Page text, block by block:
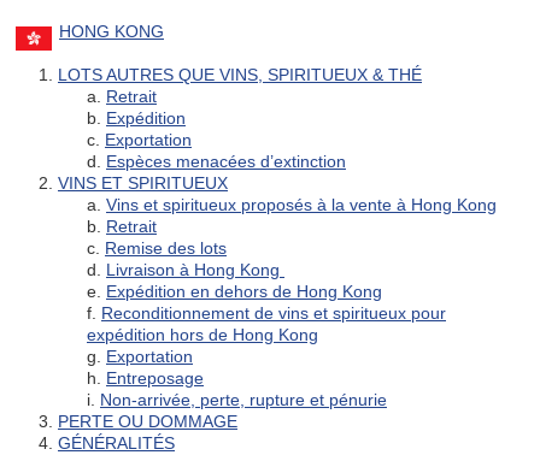
HONG KONG
1. LOTS AUTRES QUE VINS, SPIRITUEUX & THÉ
a. Retrait
b. Expédition
c. Exportation
d. Espèces menacées d’extinction
2. VINS ET SPIRITUEUX
a. Vins et spiritueux proposés à la vente à Hong Kong
b. Retrait
c. Remise des lots
d. Livraison à Hong Kong
e. Expédition en dehors de Hong Kong
f. Reconditionnement de vins et spiritueux pour
expédition hors de Hong Kong
g. Exportation
h. Entreposage
i. Non-arrivée, perte, rupture et pénurie
3. PERTE OU DOMMAGE
4. GÉNÉRALITÉS